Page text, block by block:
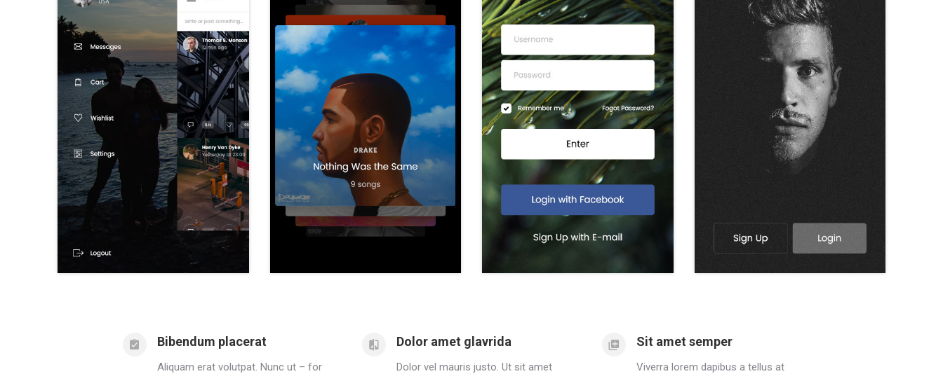
Bibendum placerat
Aliquam erat volutpat. Nunc ut – for
Dolor amet glavrida
Dolor vel mauris justo. Ut sit amet
Sit amet semper
Viverra lorem dapibus a tellus at